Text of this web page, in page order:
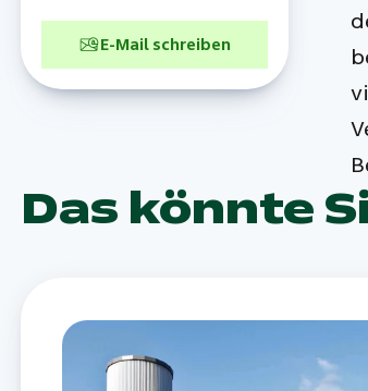
E-Mail schreiben
Das könnte